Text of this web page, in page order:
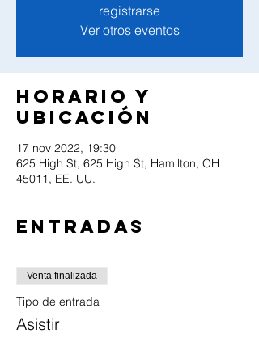
registrarse
Ver otros eventos
Horario y
ubicación
17 nov 2022, 19:30
625 High St, 625 High St, Hamilton, OH
45011, EE. UU.
Entradas
Venta finalizada
Tipo de entrada
Asistir